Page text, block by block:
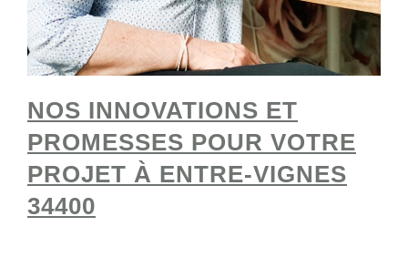
NOS INNOVATIONS ET
PROMESSES POUR VOTRE
PROJET À ENTRE-VIGNES
34400